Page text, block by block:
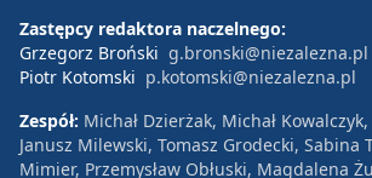
Zastępcy redaktora naczelnego:
Grzegorz Broński g.bronski@niezalezna.pl
Piotr Kotomski p.kotomski@niezalezna.pl
Zespół: Michał Dzierżak, Michał
Janusz Milewski, Tomasz Grodecki, Sabina
Mimier, Przemysław Obłuski, Magdalena